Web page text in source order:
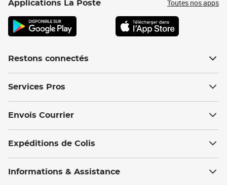
Applications La Poste Toutes nos apps
Restons connectés
Services Pros
Envois Courrier
Expéditions de Colis
Informations & Assistance